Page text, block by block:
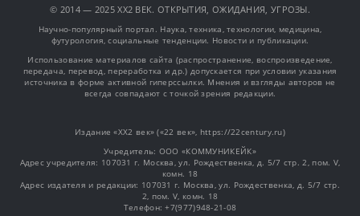
© 2014 — 2025 XX2 ВЕК. ОТКРЫТИЯ, ОЖИДАНИЯ, УГРОЗЫ.
Научно-популярный портал. Наука, техника, технологии, медицина,
футурология, социальные тенденции. Новости и публикации.
Использование материалов сайта (распространение, воспроизведение,
передача, перевод, переработка и др.) допускается при условии указания
источника в форме активной гиперссылки. Мнения и взгляды авторов не
всегда совпадают с точкой зрения редакции.
Издание «XX2 век» («22 век», https://22century.ru)
Учредитель: OOO «КОММУНИКЕЙК»
Адрес учредителя: 107031 г. Москва, ул. Рождественка, д. 5/7 стр. 2, пом. V,
комн. 18
Адрес издателя и редакции: 107031 г. Москва, ул. Рождественка, д. 5/7 стр.
2, пом. V, комн. 18
Телефон: +7(977)948-21-08